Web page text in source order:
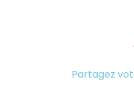
Partagez